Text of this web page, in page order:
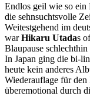
Endlos geil wie so ein
die sehnsuchtsvolle
Weitestgehend im
warHikaru Utadas
Blaupause
In Japan ging die bi-
heute kein anderes
Wiederauflage für
überemotional durch